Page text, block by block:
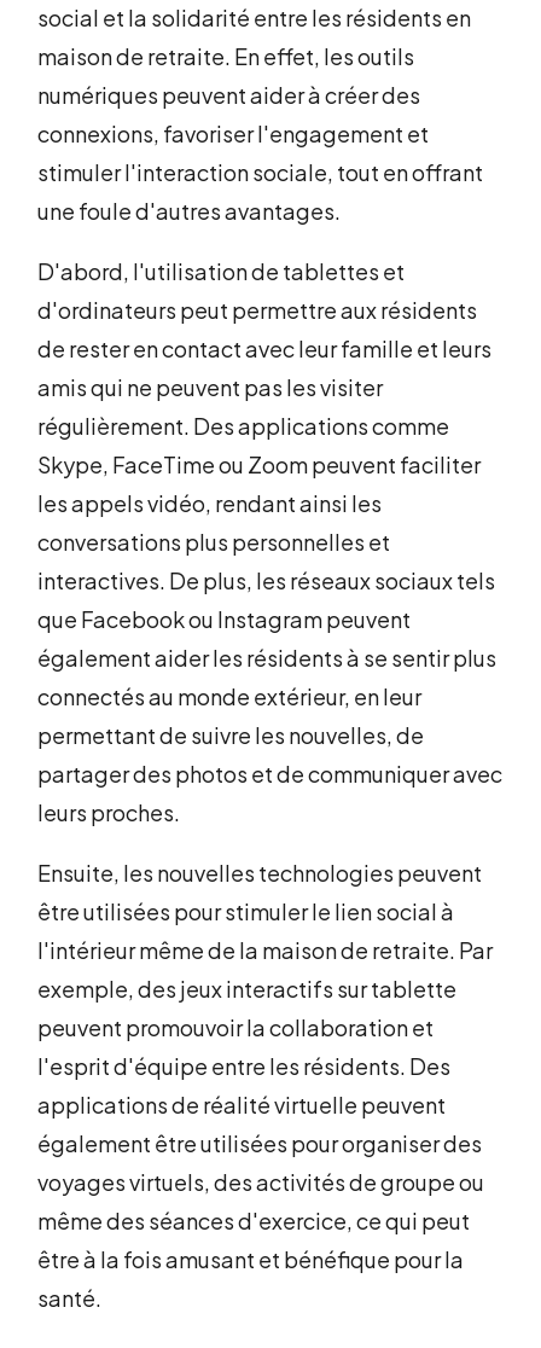
social et la solidarité entre les résidents en
maison de retraite. En effet, les outils
numériques peuvent aider à créer des
connexions, favoriser l'engagement et
stimuler l'interaction sociale, tout en offrant
une foule d'autres avantages.
D'abord, l'utilisation de tablettes et
d'ordinateurs peut permettre aux résidents
de rester en contact avec leur famille et leurs
amis qui ne peuvent pas les visiter
régulièrement. Des applications comme
Skype, FaceTime ou Zoom peuvent faciliter
les appels vidéo, rendant ainsi les
conversations plus personnelles et
interactives. De plus, les réseaux sociaux tels
que Facebook ou Instagram peuvent
également aider les résidents à se sentir plus
connectés au monde extérieur, en leur
permettant de suivre les nouvelles, de
partager des photos et de communiquer avec
leurs proches.
Ensuite, les nouvelles technologies peuvent
être utilisées pour stimuler le lien social à
l'intérieur même de la maison de retraite. Par
exemple, des jeux interactifs sur tablette
peuvent promouvoir la collaboration et
l'esprit d'équipe entre les résidents. Des
applications de réalité virtuelle peuvent
également être utilisées pour organiser des
voyages virtuels, des activités de groupe ou
même des séances d'exercice, ce qui peut
être à la fois amusant et bénéfique pour la
santé.